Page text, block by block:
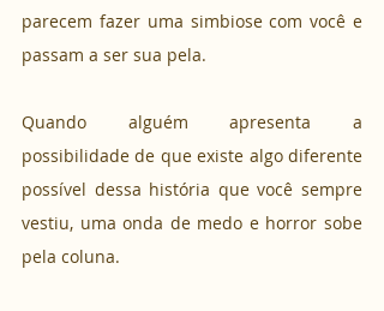
parecem fazer uma simbiose com você e
passam a ser sua pela.
Quando alguém apresenta a
possibilidade de que existe algo diferente
possível dessa história que você sempre
vestiu, uma onda de medo e horror sobe
pela coluna.